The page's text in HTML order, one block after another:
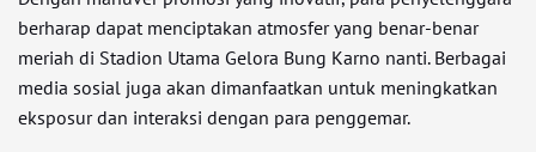
berharap dapat menciptakan atmosfer yang benar-benar
meriah di Stadion Utama Gelora Bung Karno nanti. Berbagai
media sosial juga akan dimanfaatkan untuk meningkatkan
eksposur dan interaksi dengan para penggemar.